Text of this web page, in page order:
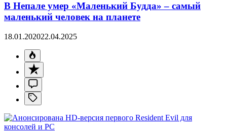
В Непале умер «Маленький Будда» – самый
маленький человек на планете
18.01.202022.04.2025